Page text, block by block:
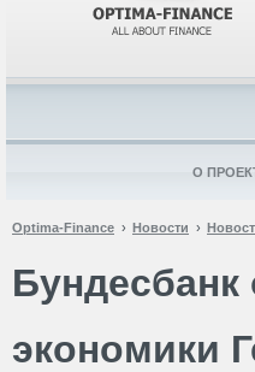
Optima-Finance Новости
Бундесбанк
экономики
О